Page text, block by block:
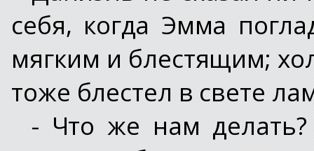
себя, когда Эмма
мягким и блестящим;
тоже блестел в свете
- Что же нам